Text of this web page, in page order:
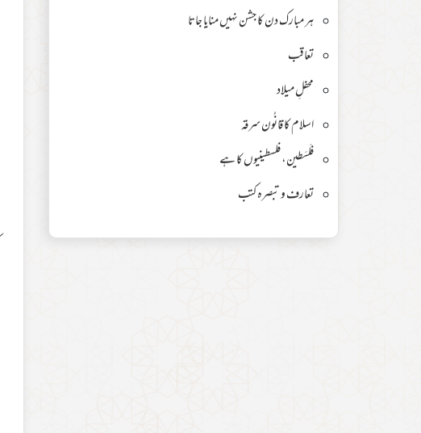
ہر مبارک دن کا جشن نہیں منایا جاتا
تعاقب
محفلِ میلاد
اسلام کا قانُون سرقہ
فلَسَطین، فلسطینیوں کا ہے
تعارف و تبصرہ کتب